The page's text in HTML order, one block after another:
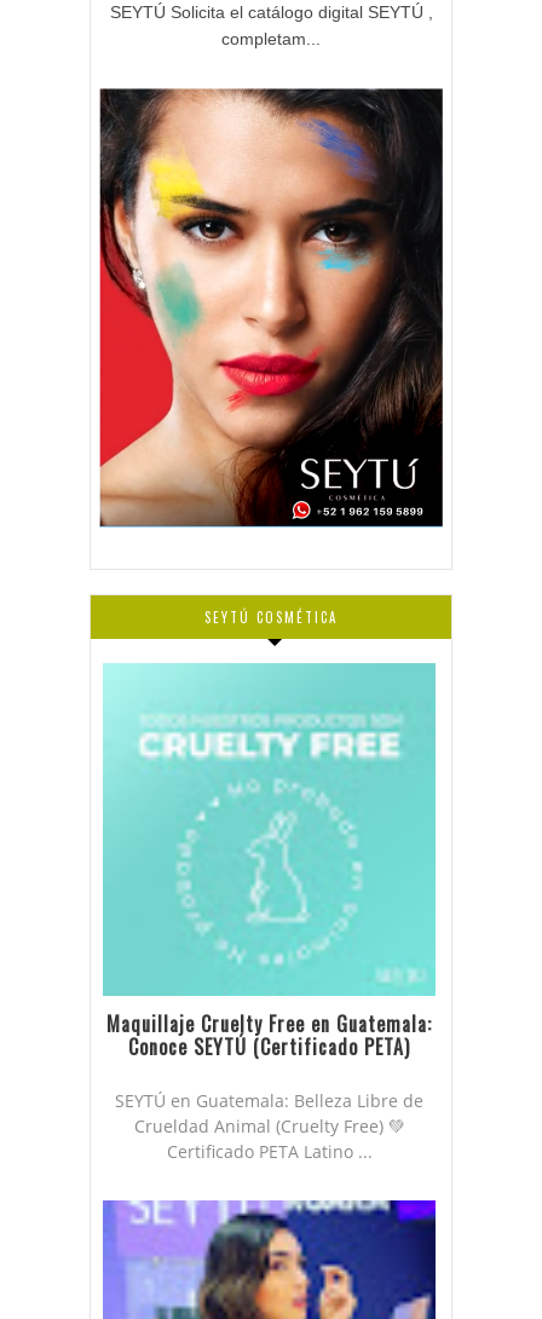
SEYTÚ Solicita el catálogo digital SEYTÚ ,
completam...
SEYTÚ COSMÉTICA
Maquillaje Cruelty Free en Guatemala:
Conoce SEYTÚ (Certificado PETA)
SEYTÚ en Guatemala: Belleza Libre de
Crueldad Animal (Cruelty Free) 💚
Certificado PETA Latino ...